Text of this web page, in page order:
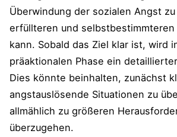
Überwindung der sozialen Angst
erfüllteren und selbstbestimmteren
kann. Sobald das Ziel klar ist, wird
präaktionalen Phase ein
Dies könnte beinhalten, zunächst
angstauslösende Situationen zu
allmählich zu größeren
überzugehen.